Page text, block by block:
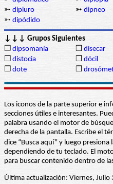
➳ dipluro ➳ dipneo
➳ dipódido
↓↓↓ Grupos Siguientes
❒ dipsomanía ❒ disecar
❒ distocia ❒ dócil
❒ dote ❒
Los iconos de la parte superior e
secciones útiles e interesantes.
palabra usando el motor de
derecha de la pantalla. Escribe el
dice “Busca aquí” y luego
dependiendo de tu teclado. El
para buscar contenido dentro de
Última actualización: Viernes, Julio